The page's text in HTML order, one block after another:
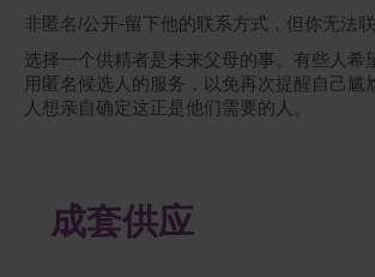
非匿名/公开-留下他的联系方式，但你无法联
选择一个供精者是未来父母的事。有些人希
用匿名候选人的服务，以免再次提醒自己尴
人想亲自确定这正是他们需要的人。
成套供应